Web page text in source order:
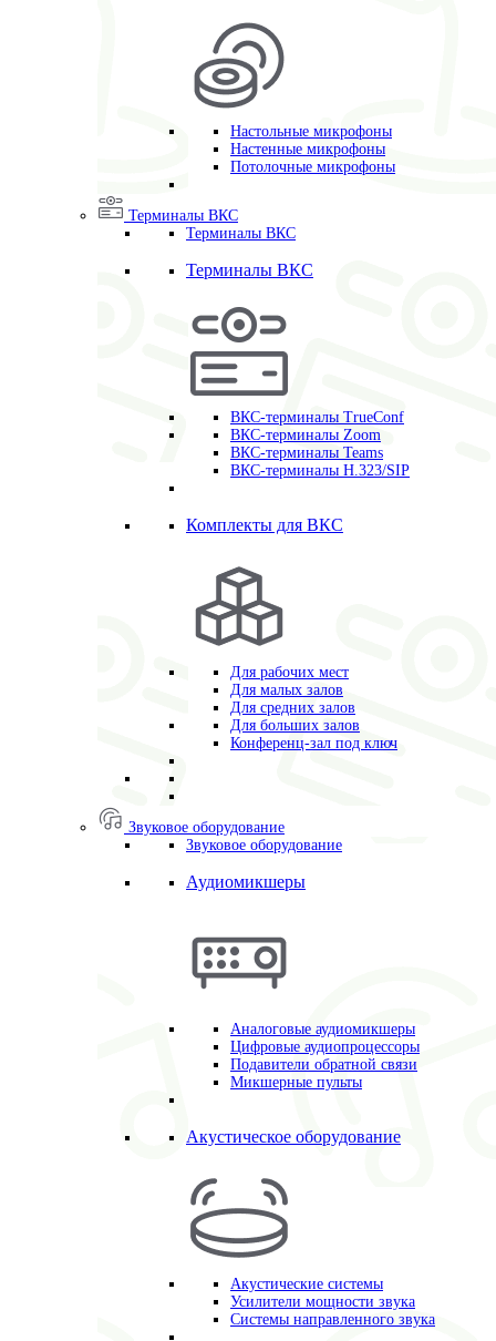
Настольные микрофоны
Настенные микрофоны
Потолочные микрофоны
Терминалы ВКС
Терминалы ВКС
Терминалы ВКС
ВКС-терминалы TrueConf
ВКС-терминалы Zoom
ВКС-терминалы Teams
ВКС-терминалы H.323/SIP
Комплекты для ВКС
Для рабочих мест
Для малых залов
Для средних залов
Для больших залов
Конференц-зал под ключ
Звуковое оборудование
Звуковое оборудование
Аудиомикшеры
Аналоговые аудиомикшеры
Цифровые аудиопроцессоры
Подавители обратной связи
Микшерные пульты
Акустическое оборудование
Акустические системы
Усилители мощности звука
Системы направленного звука